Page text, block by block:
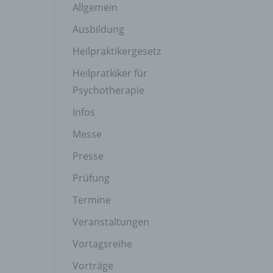
Allgemein
Ausbildung
Heilpraktikergesetz
Heilpratkiker für
Psychotherapie
Infos
Messe
Presse
Prüfung
Termine
Veranstaltungen
Vortagsreihe
Vorträge